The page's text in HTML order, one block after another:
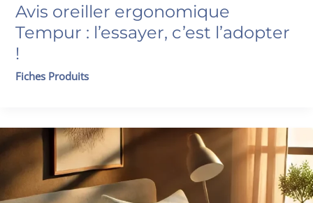
Avis oreiller ergonomique
Tempur : l’essayer, c’est l’adopter
!
Fiches Produits